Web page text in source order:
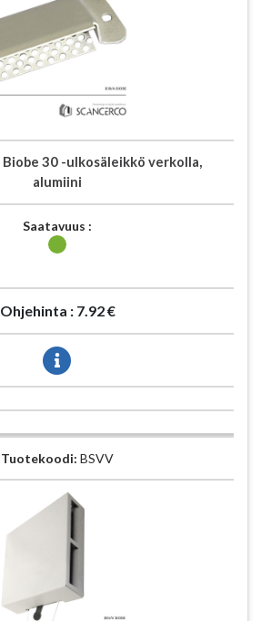
Biobe 30 -ulkosäleikkö verkolla,
alumiini
Saatavuus :
Ohjehinta : 7.92 €
Tuotekoodi: BSVV